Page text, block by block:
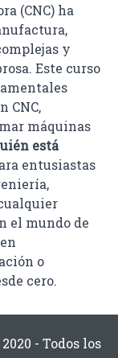
(CNC) ha
y
Este curso
CNC,
máquinas
está
entusiastas
el mundo de
o
cero.
- Todos los